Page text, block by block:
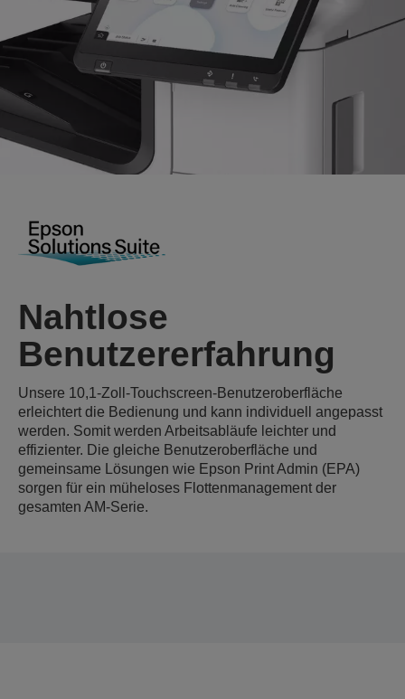
Nahtlose
Benutzererfahrung
Unsere 10,1-Zoll-Touchscreen-Benutzeroberfläche
erleichtert die Bedienung und kann individuell angepasst
werden. Somit werden Arbeitsabläufe leichter und
effizienter. Die gleiche Benutzeroberfläche und
gemeinsame Lösungen wie Epson Print Admin (EPA)
sorgen für ein müheloses Flottenmanagement der
gesamten AM-Serie.